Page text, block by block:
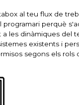
al teu flux de
programari perquè
les dinàmiques del
existents i
segons els rols